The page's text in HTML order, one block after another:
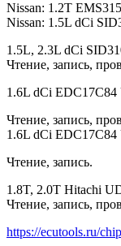
Nissan: 1.2T
Nissan: 1.5L dCi
1.5L, 2.3L dCi
Чтение, запись,
1.6L dCi
Чтение, запись,
1.6L dCi EDC17C84
Чтение, запись.
1.8T, 2.0T Hitachi
Чтение, запись,
https://ecutools.ru/